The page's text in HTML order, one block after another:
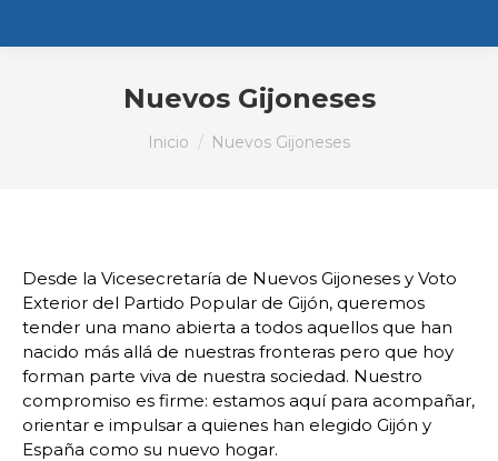
Nuevos Gijoneses
Estás aquí:
Inicio Nuevos Gijoneses
Desde la Vicesecretaría de Nuevos Gijoneses y Voto
Exterior del Partido Popular de Gijón, queremos
tender una mano abierta a todos aquellos que han
nacido más allá de nuestras fronteras pero que hoy
forman parte viva de nuestra sociedad. Nuestro
compromiso es firme: estamos aquí para acompañar,
orientar e impulsar a quienes han elegido Gijón y
España como su nuevo hogar.